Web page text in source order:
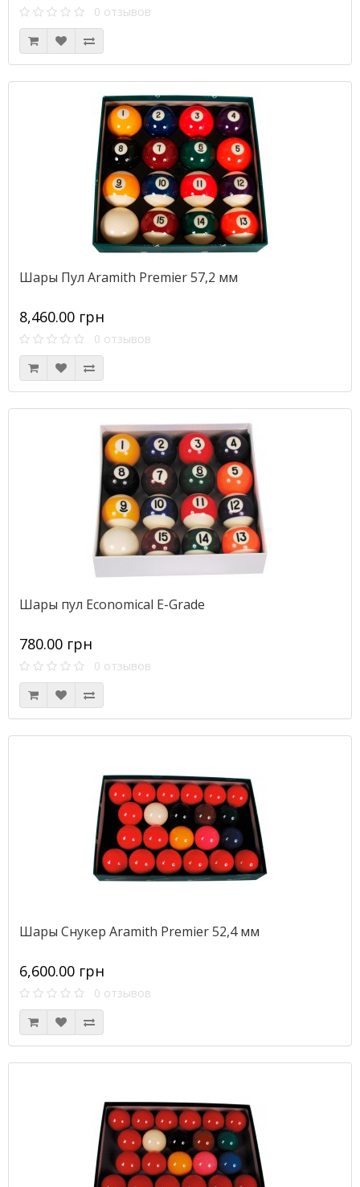
0 отзывов
Шары Пул Aramith Premier 57,2 мм
8,460.00 грн
0 отзывов
Шары пул Economical E-Grade
780.00 грн
0 отзывов
Шары Снукер Aramith Premier 52,4 мм
6,600.00 грн
0 отзывов